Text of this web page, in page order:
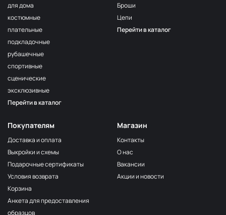
для дома
костюмные
плательные
подкладочные
рубашечные
спортивные
сценические
эксклюзивные
Перейти в каталог
Броши
Цепи
Перейти в каталог
Покупателям
Доставка и оплата
Выкройки и схемы
Подарочные сертификаты
Условия возврата
Корзина
Анкета для предоставления
образцов
Магазин
Контакты
О нас
Вакансии
Акции и новости